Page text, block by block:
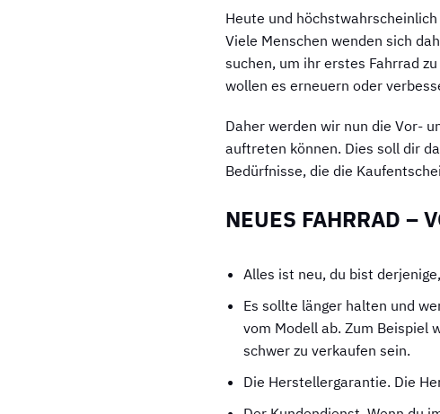
Heute und
Viele Menschen wenden sich
suchen, um ihr erstes Fahrrad
wollen es erneuern oder
Daher werden wir nun die Vor-
auftreten können. Dies soll dir
Bedürfnisse, die die
NEUES FAHRRAD –
Alles ist neu, du bist
Es sollte länger halten und
vom Modell ab. Zum Beispiel
schwer zu verkaufen sein.
Die Herstellergarantie. Die